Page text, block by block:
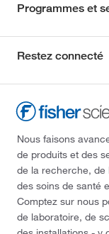
Programmes et
Restez connecté
Nous faisons
de produits et des
de la recherche, de
des soins de santé
Comptez sur nous
de laboratoire, de